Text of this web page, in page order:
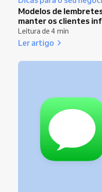
Modelos de
manter os clientes
Leitura de 4 min
Ler artigo